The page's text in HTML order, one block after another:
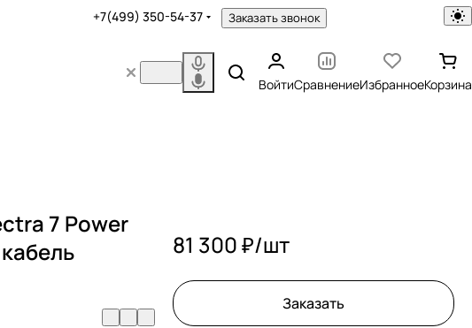
+7(499) 350-54-37 Заказать звонок
ВойтиСравнениеИзбранноеКорзина
7 Power
81 300 ₽/шт
Заказать